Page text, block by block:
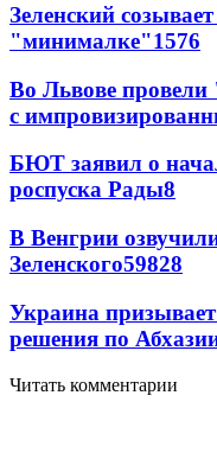
Зеленский
"минималке"1576
Во Львове провели
с
БЮТ заявил о
роспуска Рады8
В Венгрии
Зеленского59828
Украина
решения по
Читать комментарии